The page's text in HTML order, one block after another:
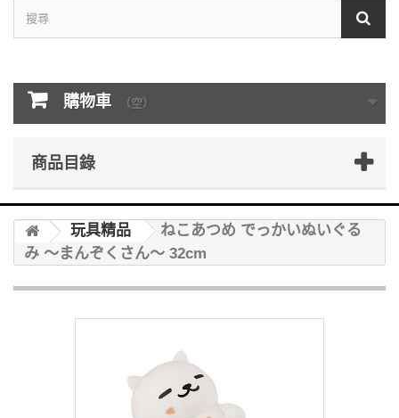
購物車 （空）
商品目錄
玩具精品
ねこあつめ でっかいぬいぐる
み ～まんぞくさん～ 32cm